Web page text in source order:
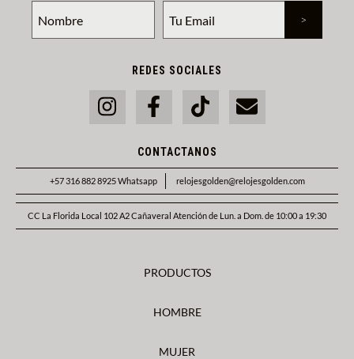
REDES SOCIALES
CONTACTANOS
+57 316 882 8925 Whatsapp relojesgolden@relojesgolden.com
CC La Florida Local 102 A2 Cañaveral Atención de Lun. a Dom. de 10:00 a 19:30
PRODUCTOS
HOMBRE
MUJER